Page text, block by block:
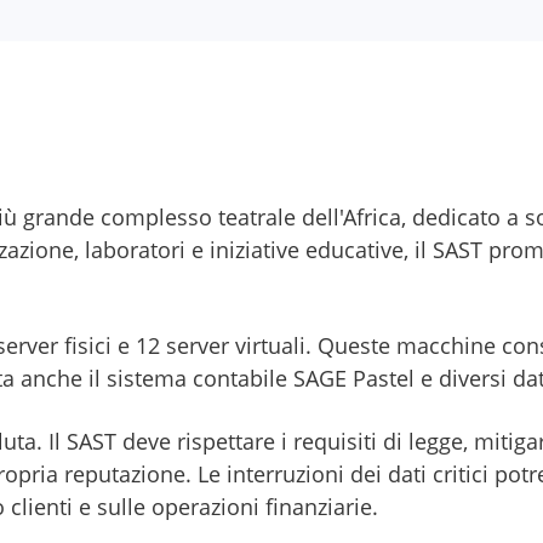
grande complesso teatrale dell'Africa, dedicato a
laboratori e iniziative educative, il SAST
fisici e 12 server virtuali. Queste macchine
il sistema contabile SAGE Pastel e diversi
Il SAST deve rispettare i requisiti di legge,
reputazione. Le interruzioni dei dati critici
e sulle operazioni finanziarie.